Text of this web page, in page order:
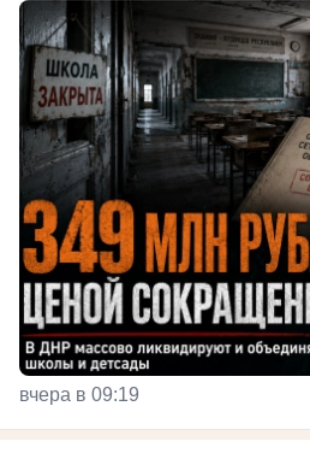
вчера в 09:19